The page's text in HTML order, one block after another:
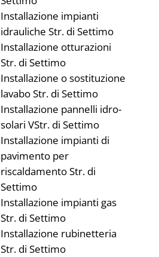
Installazione impianti
idrauliche Str. di Settimo
Installazione otturazioni
Str. di Settimo
Installazione o sostituzione
lavabo Str. di Settimo
Installazione pannelli idro-
solari VStr. di Settimo
Installazione impianti di
pavimento per
riscaldamento Str. di
Settimo
Installazione impianti gas
Str. di Settimo
Installazione rubinetteria
Str. di Settimo